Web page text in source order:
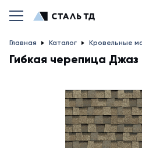
Главная Каталог Кровельные
Гибкая черепица Джаз